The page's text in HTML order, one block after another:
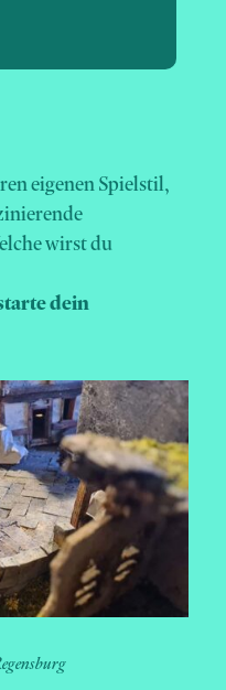
eigenen Spielstil,
wirst du
dein